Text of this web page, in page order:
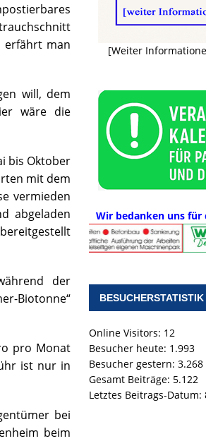
erfährt man
will, dem
wäre die
bis Oktober
mit dem
vermieden
abgeladen
der
Biotonne“
pro Monat
ist nur in
bei
beim
[Weiter
Wir bedanken uns
BESUCHERSTATISTIK
Online Visitors: 12
Besucher heute: 1.993
Besucher gestern: 3.268
Gesamt Beiträge: 5.122
Letztes Beitrags-Datum: